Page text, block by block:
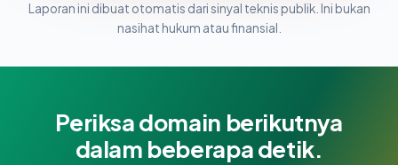
Laporan ini dibuat otomatis dari sinyal teknis publik. Ini bukan
nasihat hukum atau finansial.
Periksa domain berikutnya
dalam beberapa detik.